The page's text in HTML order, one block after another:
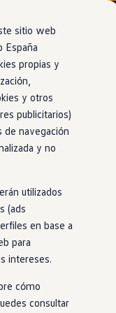
y ahorro
para
encolaboración
, para mejorar
el rendimiento y la
pueden
sitio web
España
propias y
y otros
publicitarios)
de navegación
y no
utilizados
(ads
en base a
para
intereses.
cómo
consultar